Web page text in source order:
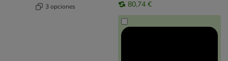
3 opciones 80,74 €